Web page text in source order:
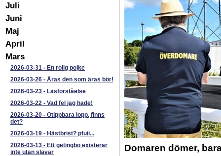
Juli
Juni
Maj
April
Mars
2026-03-31 - En rolig pojke
2026-03-26 - Äras den som äras bör!
2026-03-23 - Läsförståelse
2026-03-22 - Vad fel jag hade!
2026-03-20 - Otippbara lopp, finns
det?
2026-03-19 - Hästbrist? pfuii...
2026-03-13 - Ett getingbo existerar
inte utan slavar
Domaren dömer,